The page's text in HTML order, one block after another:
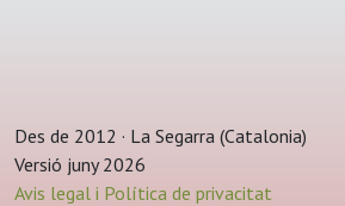
Des de 2012 · La Segarra (Catalonia)
Versió juny 2026
Avis legal i Política de privacitat